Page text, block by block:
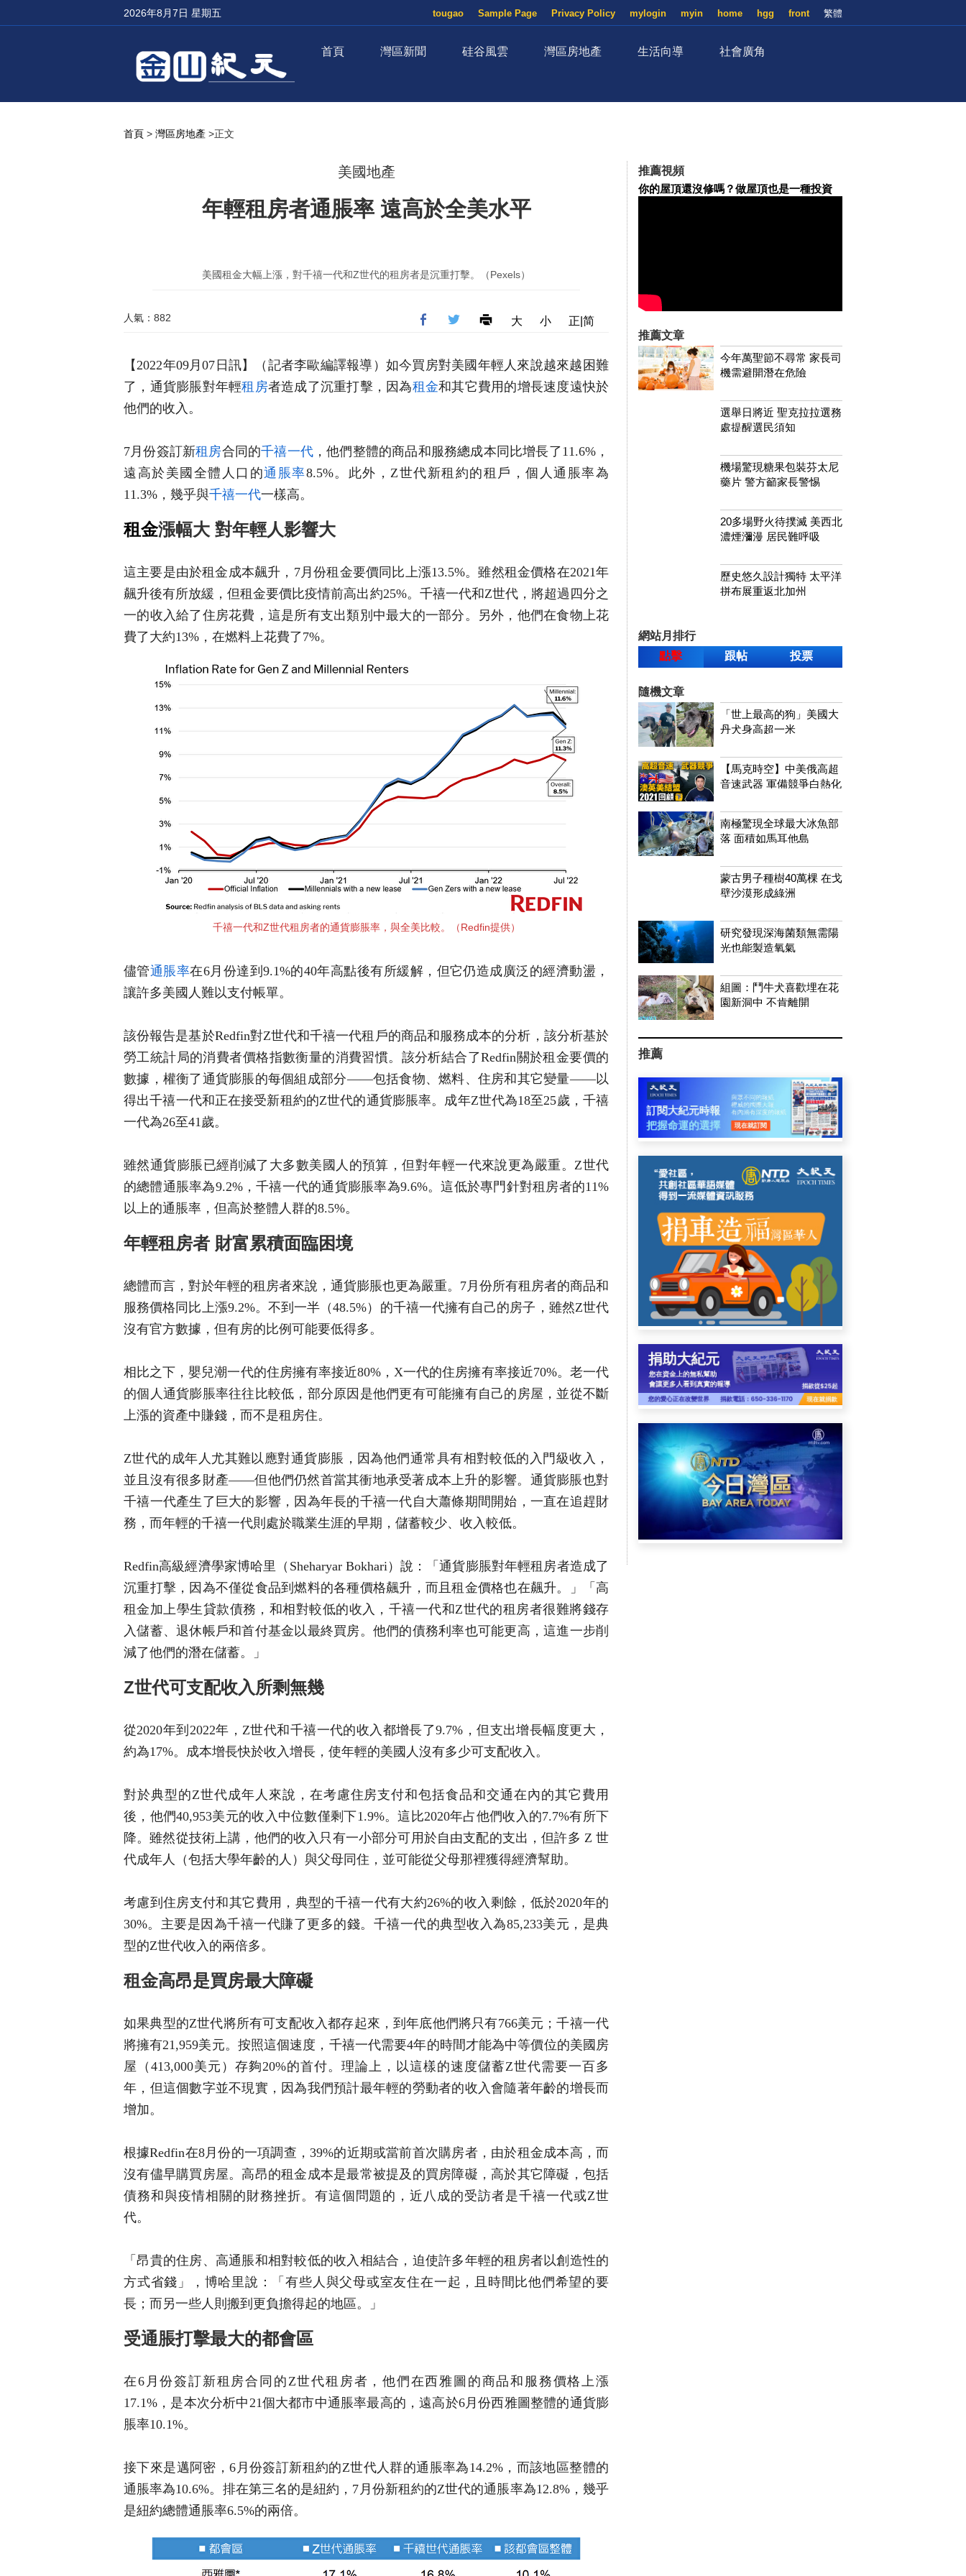
2026年8月7日 星期五 繁體
front
hgg
home
myin
mylogin
Privacy Policy
Sample Page
tougao
首頁 灣區新聞 硅谷風雲 灣區房地產 生活向導 社會廣角
首頁 > 灣區房地產 >正文
美國地產
年輕租房者通脹率 遠高於全美水平
美國租金大幅上漲，對千禧一代和Z世代的租房者是沉重打擊。（Pexels）
人氣：882 大 小 正|简
【2022年09月07日訊】（記者李歐編譯報導）如今買房對美國年輕人來說越來越困難
了，通貨膨脹對年輕租房者造成了沉重打擊，因為租金和其它費用的增長速度遠快於
他們的收入。
7月份簽訂新租房合同的千禧一代 ，他們整體的商品和服務總成本同比增長了11.6%，
遠高於美國全體人口的通脹率8.5%。此外，Z世代新租約的租戶，個人通脹率為
11.3%，幾乎與千禧一代一樣高。
租金漲幅大 對年輕人影響大
這主要是由於租金成本飆升，7月份租金要價同比上漲13.5%。雖然租金價格在2021年
飆升後有所放緩，但租金要價比疫情前高出約25%。千禧一代和Z世代，將超過四分之
一的收入給了住房花費，這是所有支出類別中最大的一部分。另外，他們在食物上花
費了大約13%，在燃料上花費了7%。
千禧一代和Z世代租房者的通貨膨脹率，與全美比較。（Redfin提供）
儘管通脹率在6月份達到9.1%的40年高點後有所緩解，但它仍造成廣泛的經濟動盪，
讓許多美國人難以支付帳單。
該份報告是基於Redfin對Z世代和千禧一代租戶的商品和服務成本的分析，該分析基於
勞工統計局的消費者價格指數衡量的消費習慣。該分析結合了Redfin關於租金要價的
數據，權衡了通貨膨脹的每個組成部分——包括食物、燃料、住房和其它變量——以
得出千禧一代和正在接受新租約的Z世代的通貨膨脹率。成年Z世代為18至25歲，千禧
一代為26至41歲。
雖然通貨膨脹已經削減了大多數美國人的預算，但對年輕一代來說更為嚴重。Z世代
的總體通脹率為9.2%，千禧一代的通貨膨脹率為9.6%。這低於專門針對租房者的11%
以上的通脹率，但高於整體人群的8.5%。
年輕租房者 財富累積面臨困境
總體而言，對於年輕的租房者來說，通貨膨脹也更為嚴重。7月份所有租房者的商品和
服務價格同比上漲9.2%。不到一半（48.5%）的千禧一代擁有自己的房子，雖然Z世代
沒有官方數據，但有房的比例可能要低得多。
相比之下，嬰兒潮一代的住房擁有率接近80%，X一代的住房擁有率接近70%。老一代
的個人通貨膨脹率往往比較低，部分原因是他們更有可能擁有自己的房屋，並從不斷
上漲的資產中賺錢，而不是租房住。
Z世代的成年人尤其難以應對通貨膨脹，因為他們通常具有相對較低的入門級收入，
並且沒有很多財產——但他們仍然首當其衝地承受著成本上升的影響。通貨膨脹也對
千禧一代產生了巨大的影響，因為年長的千禧一代自大蕭條期間開始，一直在追趕財
務，而年輕的千禧一代則處於職業生涯的早期，儲蓄較少、收入較低。
Redfin高級經濟學家博哈里（Sheharyar Bokhari）說：「通貨膨脹對年輕租房者造成了
沉重打擊，因為不僅從食品到燃料的各種價格飆升，而且租金價格也在飆升。」「高
租金加上學生貸款債務，和相對較低的收入，千禧一代和Z世代的租房者很難將錢存
入儲蓄、退休帳戶和首付基金以最終買房。他們的債務利率也可能更高，這進一步削
減了他們的潛在儲蓄。」
Z世代可支配收入所剩無幾
從2020年到2022年，Z世代和千禧一代的收入都增長了9.7%，但支出增長幅度更大，
約為17%。成本增長快於收入增長，使年輕的美國人沒有多少可支配收入。
對於典型的Z世代成年人來說，在考慮住房支付和包括食品和交通在內的其它費用
後，他們40,953美元的收入中位數僅剩下1.9%。這比2020年占他們收入的7.7%有所下
降。雖然從技術上講，他們的收入只有一小部分可用於自由支配的支出，但許多 Z 世
代成年人（包括大學年齡的人）與父母同住，並可能從父母那裡獲得經濟幫助。
考慮到住房支付和其它費用，典型的千禧一代有大約26%的收入剩餘，低於2020年的
30%。主要是因為千禧一代賺了更多的錢。千禧一代的典型收入為85,233美元，是典
型的Z世代收入的兩倍多。
租金高昂是買房最大障礙
如果典型的Z世代將所有可支配收入都存起來，到年底他們將只有766美元；千禧一代
將擁有21,959美元。按照這個速度，千禧一代需要4年的時間才能為中等價位的美國房
屋（413,000美元）存夠20%的首付。理論上，以這樣的速度儲蓄Z世代需要一百多
年，但這個數字並不現實，因為我們預計最年輕的勞動者的收入會隨著年齡的增長而
增加。
根據Redfin在8月份的一項調查，39%的近期或當前首次購房者，由於租金成本高，而
沒有儘早購買房屋。高昂的租金成本是最常被提及的買房障礙，高於其它障礙，包括
債務和與疫情相關的財務挫折。有這個問題的，近八成的受訪者是千禧一代或Z世
代。
「昂貴的住房、高通脹和相對較低的收入相結合，迫使許多年輕的租房者以創造性的
方式省錢」，博哈里說：「有些人與父母或室友住在一起，且時間比他們希望的要
長；而另一些人則搬到更負擔得起的地區。」
受通脹打擊最大的都會區
在6月份簽訂新租房合同的Z世代租房者，他們在西雅圖的商品和服務價格上漲
17.1%，是本次分析中21個大都市中通脹率最高的，遠高於6月份西雅圖整體的通貨膨
脹率10.1%。
接下來是邁阿密，6月份簽訂新租約的Z世代人群的通脹率為14.2%，而該地區整體的
通脹率為10.6%。排在第三名的是紐約，7月份新租約的Z世代的通脹率為12.8%，幾乎
是紐約總體通脹率6.5%的兩倍。
推薦視頻
你的屋頂還沒修嗎？做屋頂也是一種投資
推薦文章
今年萬聖節不尋常 家長司
機需避開潛在危險
選舉日將近 聖克拉拉選務
處提醒選民須知
機場驚現糖果包裝芬太尼
藥片 警方籲家長警惕
20多場野火待撲滅 美西北
濃煙瀰漫 居民難呼吸
歷史悠久設計獨特 太平洋
拼布展重返北加州
網站月排行
點擊
跟帖 投票
隨機文章
「世上最高的狗」美國大
丹犬身高超一米
【馬克時空】中美俄高超
音速武器 軍備競爭白熱化
南極驚現全球最大冰魚部
落 面積如馬耳他島
蒙古男子種樹40萬棵 在戈
壁沙漠形成綠洲
研究發現深海菌類無需陽
光也能製造氧氣
組圖：鬥牛犬喜歡埋在花
園新洞中 不肯離開
推薦